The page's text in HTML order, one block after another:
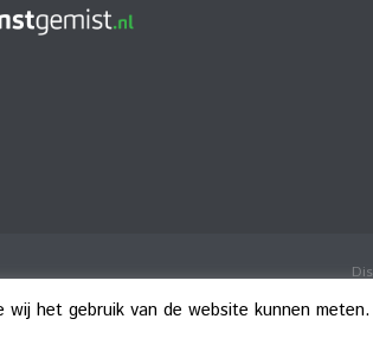
het gebruik van de website kunnen